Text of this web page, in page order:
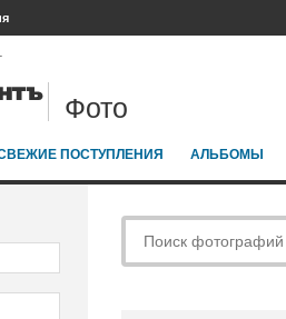
Фото
ПОСТУПЛЕНИЯ АЛЬБОМЫ